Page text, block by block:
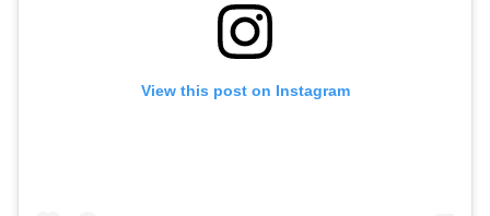
View this post on Instagram